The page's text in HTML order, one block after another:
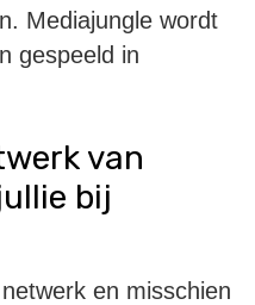
Mediajungle wordt
gespeeld in
van
bij
en misschien